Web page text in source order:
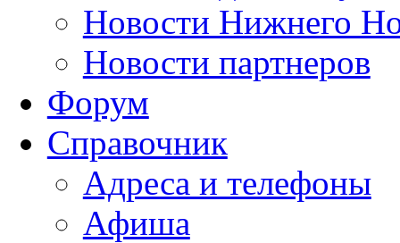
Новости Нижнего
Новости партнеров
Форум
Справочник
Адреса и телефоны
Афиша